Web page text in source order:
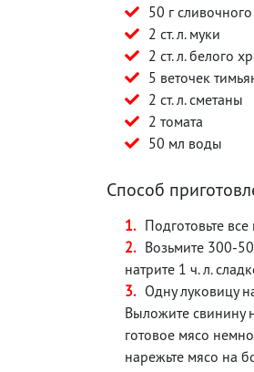
50 г
2 ст. л. муки
2 ст. л. белого
5 веточек
2 ст. л. сметаны
2 томата
50 мл воды
Способ
Подготовьте
Возьмите 300-
натрите 1 ч. л.
Одну луковицу
Выложите свинину
готовое мясо
нарежьте мясо на